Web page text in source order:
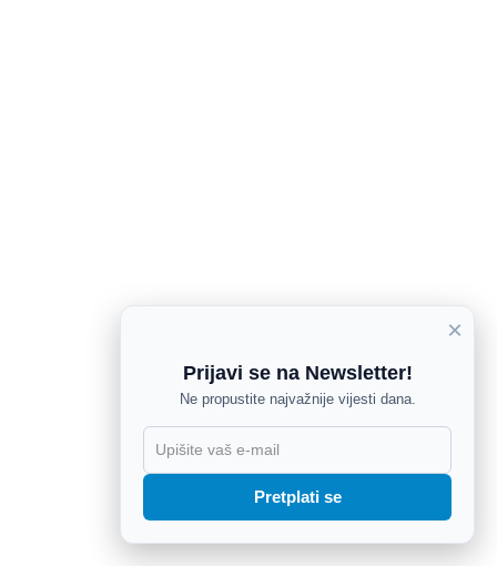
×
Prijavi se na Newsletter!
Ne propustite najvažnije vijesti dana.
Pretplati se